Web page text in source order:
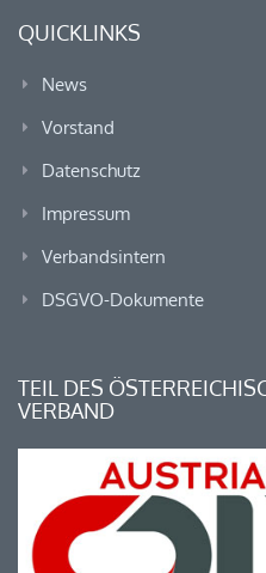
QUICKLINKS
News
Vorstand
Datenschutz
Impressum
Verbandsintern
DSGVO-Dokumente
TEIL DES
VERBAND